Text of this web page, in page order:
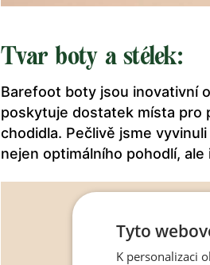
Tvar boty a stélek:
Barefoot boty jsou inovativní
poskytuje dostatek místa pro
chodidla. Pečlivě jsme
nejen optimálního pohodlí,
Tyto
K personalizaci